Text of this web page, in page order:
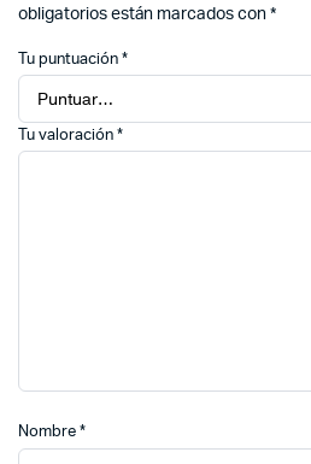
obligatorios están marcados con*
Tu puntuación *
Tu valoración *
Nombre *